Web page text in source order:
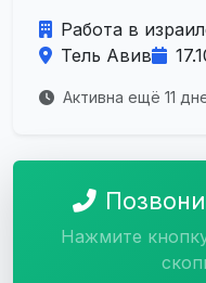
Работа в
Тель Авив
Активна ещё 11
Нажмите